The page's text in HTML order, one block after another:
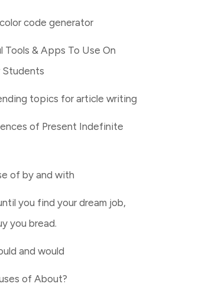
code generator
Tools & Apps To Use On
Students
topics for article writing
of Present Indefinite
of by and with
you find your dream job,
you bread.
and would
of About?